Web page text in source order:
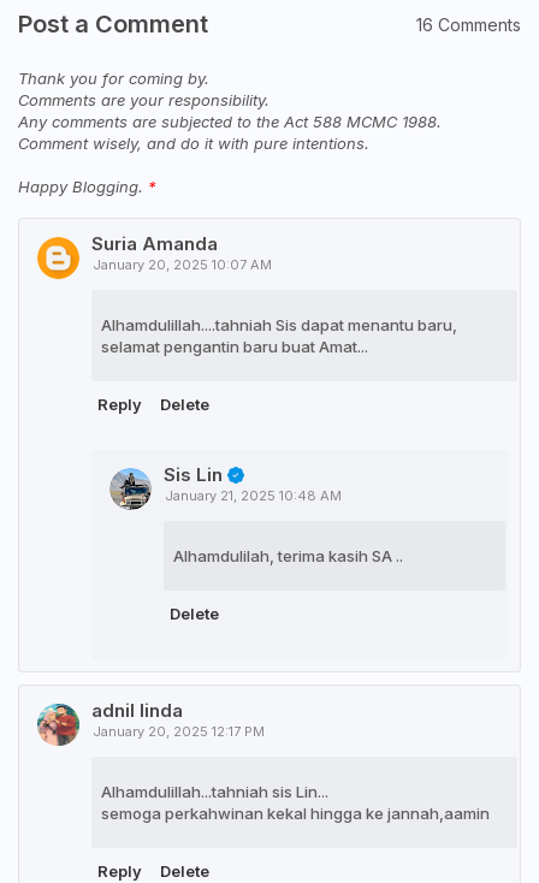
Post a Comment 16 Comments
Thank you for coming by.
Comments are your responsibility.
Any comments are subjected to the Act 588 MCMC 1988.
Comment wisely, and do it with pure intentions.
Happy Blogging.
Suria Amanda
January 20, 2025 10:07 AM
Alhamdulillah....tahniah Sis dapat menantu baru,
selamat pengantin baru buat Amat...
Reply Delete
Sis Lin
January 21, 2025 10:48 AM
Alhamdulilah, terima kasih SA ..
Delete
adnil linda
January 20, 2025 12:17 PM
Alhamdulillah...tahniah sis Lin...
semoga perkahwinan kekal hingga ke jannah,aamin
Reply Delete